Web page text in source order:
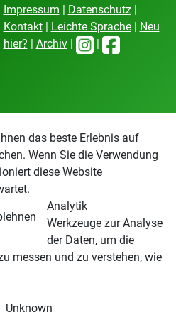
Impressum Datenschutz|
Kontakt| Leichte Sprache|
Neu
hier?
Archiv|
das beste Erlebnis auf
Wenn Sie die Verwendung
diese Website
Analytik
Werkzeuge zur Analyse
der Daten, um die
messen und zu verstehen, wie
Unknown